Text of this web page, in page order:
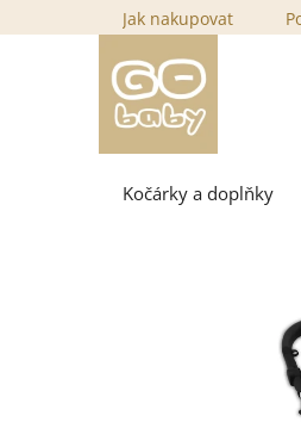
na
Jak nakupovat
Kočárky a doplňky